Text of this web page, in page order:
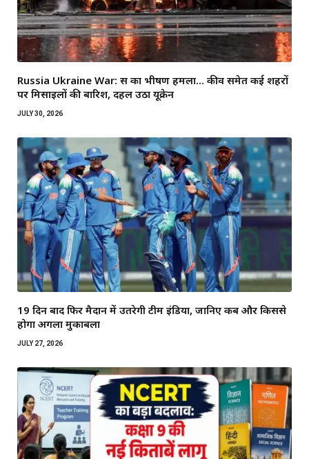
Russia Ukraine War: रूस का भीषण हमला… कीव समेत कई शहरों
पर मिसाइलों की बारिश, दहल उठा यूक्रेन
JULY 30, 2026
19 दिन बाद फिर मैदान में उतरेगी टीम इंडिया, जानिए कब और किससे
होगा अगला मुकाबला
JULY 27, 2026